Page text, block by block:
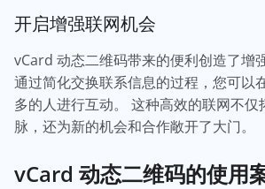
开启增强联网机会
vCard 动态二维码带来的便利创造了增
通过简化交换联系信息的过程，您可以
多的人进行互动。 这种高效的联网不仅
脉，还为新的机会和合作敞开了大门。
vCard 动态二维码的使用